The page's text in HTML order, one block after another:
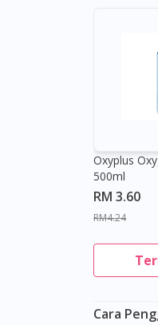
Oxyplus
500ml
RM 3.60
RM4.24
Cara